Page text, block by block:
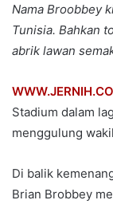
Nama Broobbey
Tunisia. Bahkan
abrik lawan
WWW.JERNIH.CO
Stadium dalam
menggulung
Di balik
Brian Brobbey